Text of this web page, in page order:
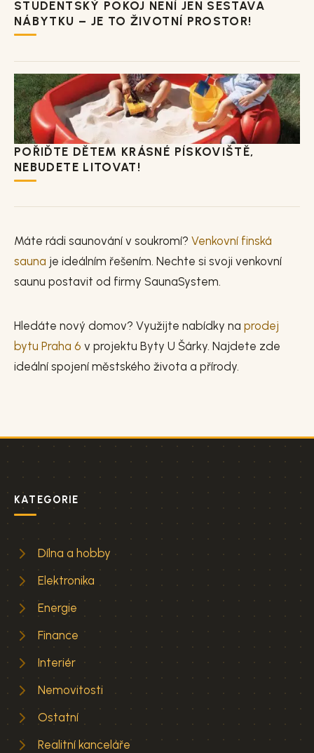
STUDENTSKÝ POKOJ NENÍ JEN SESTAVA
NÁBYTKU – JE TO ŽIVOTNÍ PROSTOR!
POŘIĎTE DĚTEM KRÁSNÉ PÍSKOVIŠTĚ,
NEBUDETE LITOVAT!
Máte rádi saunování v soukromí? Venkovní finská
sauna je ideálním řešením. Nechte si svoji venkovní
saunu postavit od firmy SaunaSystem.
Hledáte nový domov? Využijte nabídky na prodej
bytu Praha 6 v projektu Byty U Šárky. Najdete zde
ideální spojení městského života a přírody.
KATEGORIE
Dílna a hobby
Elektronika
Energie
Finance
Interiér
Nemovitosti
Ostatní
Realitní kanceláře